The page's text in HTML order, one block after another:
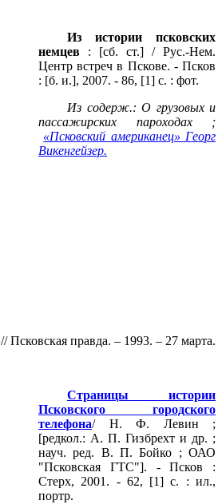
Из истории псковских
немцев : [сб. ст.] / Рус.-Нем.
Центр встреч в Пскове. - Псков
: [б. и.], 2007. - 86, [1] с. : фот.
Из содерж.: О грузовых и
пассажирских пароходах ;
«Псковский американец» Георг
Викенгейзер.
// Псковская правда. – 1993. – 27 марта.
Страницы истории
Псковского городского
телефона/ Н. Ф. Левин ;
[редкол.: А. П. Гизбрехт и др. ;
науч. ред. В. П. Бойко ; ОАО
"Псковская ГТС"]. - Псков :
Стерх, 2001. - 62, [1] с. : ил.,
портр.